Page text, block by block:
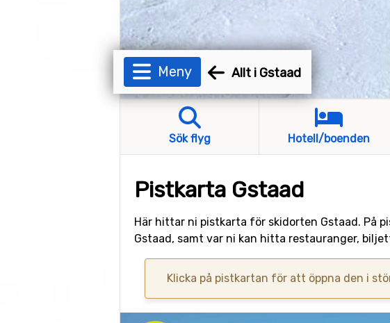
Meny Allt i Gstaad
Sök flyg Hotell/boenden
Pistkarta Gstaad
Här hittar ni pistkarta för skidorten Gstaad. På
Gstaad, samt var ni kan hitta restauranger,
Klicka på pistkartan för att öppna den i